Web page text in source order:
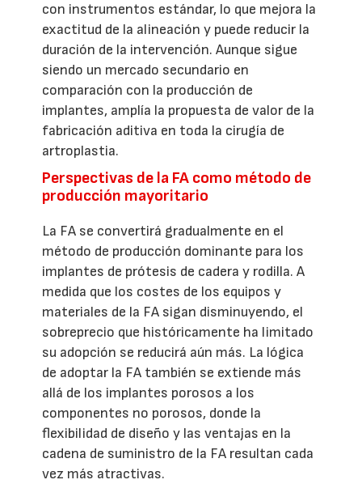
con instrumentos estándar, lo que mejora la
exactitud de la alineación y puede reducir la
duración de la intervención. Aunque sigue
siendo un mercado secundario en
comparación con la producción de
implantes, amplía la propuesta de valor de la
fabricación aditiva en toda la cirugía de
artroplastia.
Perspectivas de la FA como método de
producción mayoritario
La FA se convertirá gradualmente en el
método de producción dominante para los
implantes de prótesis de cadera y rodilla. A
medida que los costes de los equipos y
materiales de la FA sigan disminuyendo, el
sobreprecio que históricamente ha limitado
su adopción se reducirá aún más. La lógica
de adoptar la FA también se extiende más
allá de los implantes porosos a los
componentes no porosos, donde la
flexibilidad de diseño y las ventajas en la
cadena de suministro de la FA resultan cada
vez más atractivas.